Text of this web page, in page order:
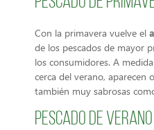
Con la primavera vuelve el
de los pescados de mayor
los consumidores. A
cerca del verano, aparecen
también muy sabrosas
Pescado de verano